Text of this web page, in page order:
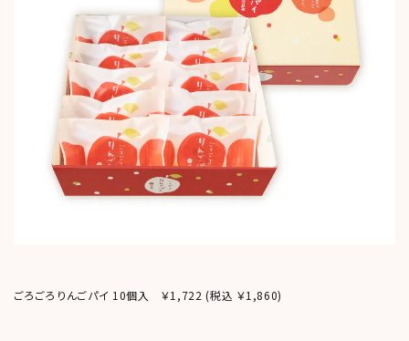
ごろごろりんごパイ 10個入 ￥1,722(税込 ￥1,860)